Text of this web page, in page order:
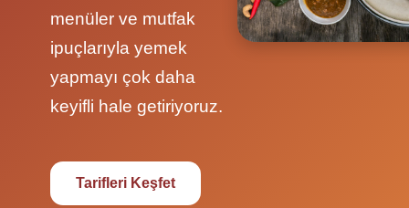
menüler ve mutfak
ipuçlarıyla yemek
yapmayı çok daha
keyifli hale getiriyoruz.
Tarifleri Keşfet